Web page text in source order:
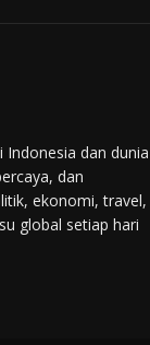
dan dunia
dan
ekonomi, travel,
global setiap hari